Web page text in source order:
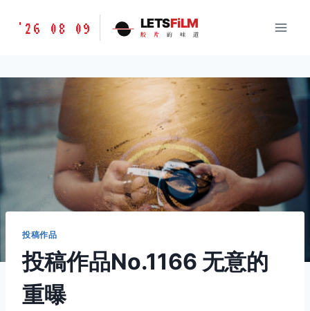
胶
味
道
LETSFILM
'26 08 09 LETSFiLM
胶 片 的 味 道
投稿作品
投稿作品No.1166 无意的
重曝